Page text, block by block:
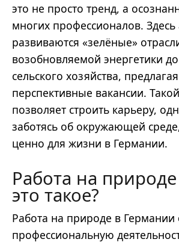
это не просто тренд, а
многих профессионалов. Здесь
развиваются «зелёные»
возобновляемой энергетики
сельского хозяйства, предлагая
перспективные вакансии.
позволяет строить карьеру,
заботясь об окружающей
ценно для жизни в Германии.
Работа на
это такое?
Работа на природе в Германии
профессиональную